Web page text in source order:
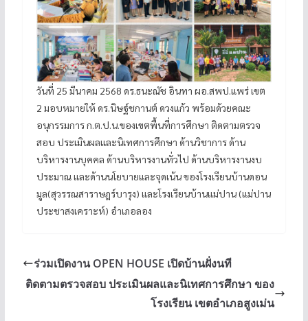
วันที่ 25 มีนาคม 2568 ดร.ธนะณัช อินทา ผอ.สพป.แพร่ เขต
2 มอบหมายให้ ดร.นิษฐ์ชกานต์ ดวงแก้ว พร้อมด้วยคณะ
อนุกรรมการ ก.ต.ป.น.ของเขตพื้นที่การศึกษา ติดตามตรวจ
สอบ ประเมินผลและนิเทศการศึกษา ด้านวิชาการ ด้าน
บริหารงานบุคคล ด้านบริหารงานทั่วไป ด้านบริหารงานงบ
ประมาณ และด้านนโยบายและจุดเน้น ของโรงเรียนบ้านดอน
มูล(สุวรรณสาราษฎร์บารุง) และโรงเรียนบ้านแม่ปาน (แม่ปาน
ประชาสงเคราะห์) อำเภอลอง
ร่วมเปิดงาน OPEN HOUSE เปิดบ้านฝั่งนที
ติดตามตรวจสอบ ประเมินผลและนิเทศการศึกษา ของ
โรงเรียน เขตอำเภอสูงเม่น